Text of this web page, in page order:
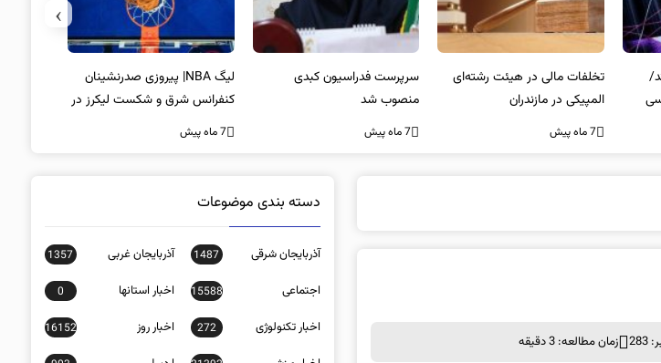
تخلفات مالی در هیئت رشته‌ای
المپیکی در مازندران
7 ماه پیش
سرپرست فدراسیون کبدی
منصوب شد
7 ماه پیش
لیگ NBA| پیروزی صدرنشینان
کنفرانس شرق و شکست لیکرز در
غیاب جیمز
7 ماه پیش
›
زمان مطالعه: 3 دقیقه
دسته بندی موضوعات
آذربایجان شرقی 1487 آذربایجان غربی 1357
اجتماعی 15588 اخبار استانها 0
اخبار تکنولوژی 272 اخبار روز 16152